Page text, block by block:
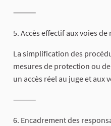
⸻
5. Accès effectif aux voies de
La simplification des
mesures de protection ou
un accès réel au juge et aux
⸻
6. Encadrement des